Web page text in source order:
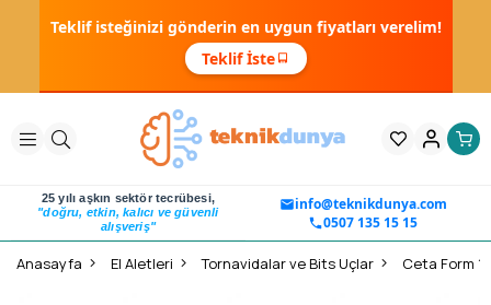
Teklif isteğinizi gönderin en uygun fiyatları verelim!
Teklif İste
25 yılı aşkın sektör tecrübesi,
"doğru, etkin, kalıcı ve güvenli
alışveriş"
info@teknikdunya.com
0507 135 15 15
Anasayfa El Aletleri Tornavidalar ve Bits Uçlar Ceta Form 1/